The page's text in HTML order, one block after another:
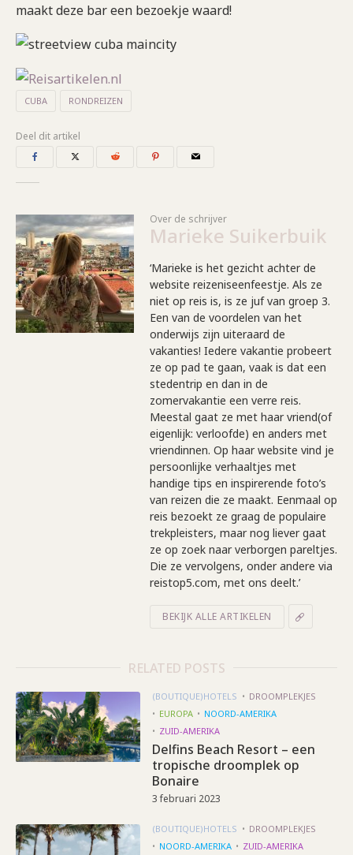
maakt deze bar een bezoekje waard!
CUBA RONDREIZEN
Deel dit artikel
Over de schrijver
Marieke Suikerbuik
‘Marieke is het gezicht achter de
website reizeniseenfeestje. Als ze
niet op reis is, is ze juf van groep 3.
Een van de voordelen van het
onderwijs zijn uiteraard de
vakanties! Iedere vakantie probeert
ze op pad te gaan, vaak is dat een
stedentrip en dan in de
zomervakantie een verre reis.
Meestal gaat ze met haar vriend(of
eigenlijk: verloofde) en anders met
vriendinnen. Op haar website vind je
persoonlijke verhaaltjes met
handige tips en inspirerende foto’s
van reizen die ze maakt. Eenmaal op
reis bezoekt ze graag de populaire
trekpleisters, maar nog liever gaat
ze op zoek naar verborgen pareltjes.
Die ze vervolgens, onder andere via
reistop5.com, met ons deelt.’
BEKIJK ALLE ARTIKELEN
RELATED POSTS
(BOUTIQUE)HOTELS
DROOMPLEKJES
EUROPA
NOORD-AMERIKA
ZUID-AMERIKA
Delfins Beach Resort – een
tropische droomplek op
Bonaire
3 februari 2023
(BOUTIQUE)HOTELS
DROOMPLEKJES
NOORD-AMERIKA
ZUID-AMERIKA